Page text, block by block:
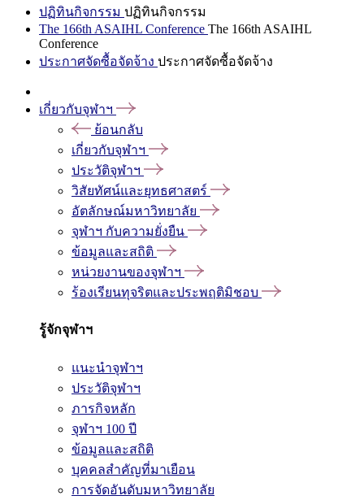
ปฏิทินกิจกรรม ปฏิทินกิจกรรม
The 166th ASAIHL Conference The 166th ASAIHL
Conference
ประกาศจัดซื้อจัดจ้าง ประกาศจัดซื้อจัดจ้าง
เกี่ยวกับจุฬาฯ
ย้อนกลับ
เกี่ยวกับจุฬาฯ
ประวัติจุฬาฯ
วิสัยทัศน์และยุทธศาสตร์
อัตลักษณ์มหาวิทยาลัย
จุฬาฯ กับความยั่งยืน
ข้อมูลและสถิติ
หน่วยงานของจุฬาฯ
ร้องเรียนทุจริตและประพฤติมิชอบ
รู้จักจุฬาฯ
แนะนำจุฬาฯ
ประวัติจุฬาฯ
ภารกิจหลัก
จุฬาฯ 100 ปี
ข้อมูลและสถิติ
บุคคลสำคัญที่มาเยือน
การจัดอันดับมหาวิทยาลัย